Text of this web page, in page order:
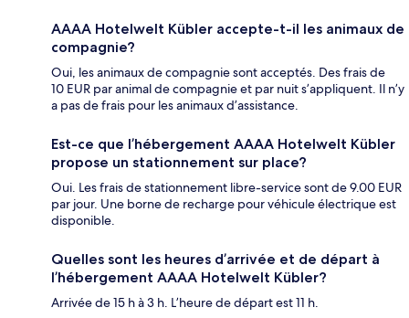
AAAA Hotelwelt Kübler accepte-t-il les animaux de
compagnie?
Oui, les animaux de compagnie sont acceptés. Des frais de
10 EUR par animal de compagnie et par nuit s’appliquent. Il n’y
a pas de frais pour les animaux d’assistance.
Est-ce que l’hébergement AAAA Hotelwelt Kübler
propose un stationnement sur place?
Oui. Les frais de stationnement libre-service sont de 9.00 EUR
par jour. Une borne de recharge pour véhicule électrique est
disponible.
Quelles sont les heures d’arrivée et de départ à
l’hébergement AAAA Hotelwelt Kübler?
Arrivée de 15 h à 3 h. L’heure de départ est 11 h.